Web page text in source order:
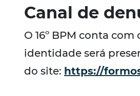
Canal de
O 16º BPM conta
identidade será
do site: https://